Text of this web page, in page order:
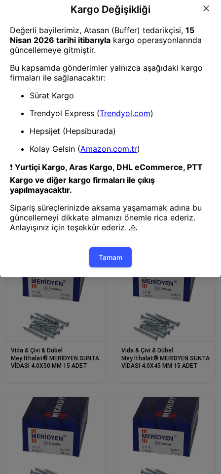
Vida & Çivi & Dübel
Mey İthalat® MERİDYEN SUNTA
VİDASI 4.5X30 MM 15 ADET
Vida & Çivi & Dübel
Vida & Çivi & Dübel
Mey İthalat® MERİDYEN SUNTA
VİDASI 4.0X70 MM 15 ADET
Mey İthalat® MERİDYEN SUNTA
VİDASI 4.0X60 MM 15 ADET
Vida & Çivi & Dübel
Mey İthalat® MERİDYEN SUNTA
VİDASI 4.0X50 MM 15 ADET
Vida & Çivi & Dübel
Mey İthalat® MERİDYEN SUNTA
VİDASI 4.0X45 MM 15 ADET